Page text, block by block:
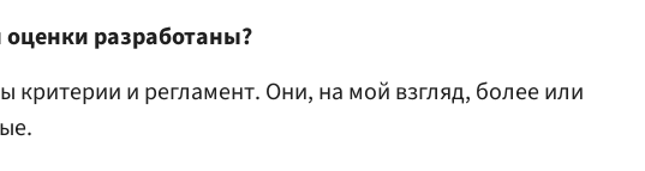
разработаны?
критерии и регламент. Они, на мой взгляд, более или